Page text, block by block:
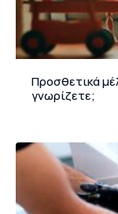
Προσθετικά
γνωρίζετε;